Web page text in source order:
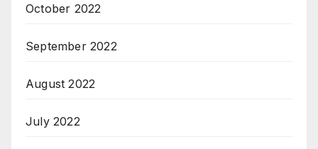
October 2022
September 2022
August 2022
July 2022